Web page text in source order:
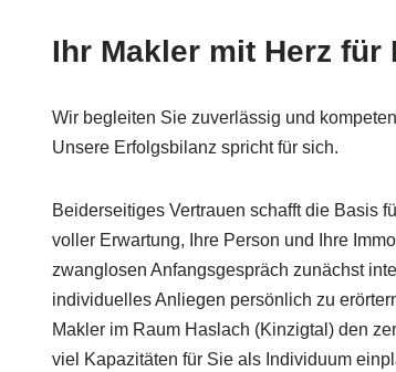
Ihr Makler mit Herz für
Wir begleiten Sie zuverlässig und
Unsere Erfolgsbilanz spricht für sich.
Beiderseitiges Vertrauen schafft die Basis
voller Erwartung, Ihre Person und Ihre
zwanglosen Anfangsgespräch zunächst
individuelles Anliegen persönlich zu
Makler im Raum Haslach (Kinzigtal) den
viel Kapazitäten für Sie als Individuum